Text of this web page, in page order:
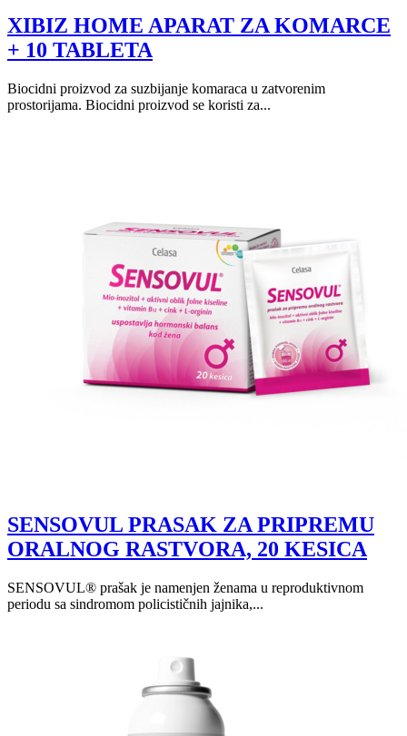
XIBIZ HOME APARAT ZA KOMARCE
+ 10 TABLETA
Biocidni proizvod za suzbijanje komaraca u zatvorenim
prostorijama. Biocidni proizvod se koristi za...
SENSOVUL PRASAK ZA PRIPREMU
ORALNOG RASTVORA, 20 KESICA
SENSOVUL® prašak je namenjen ženama u reproduktivnom
periodu sa sindromom policističnih jajnika,...